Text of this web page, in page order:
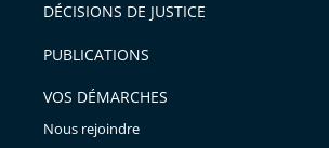
DÉCISIONS DE JUSTICE
PUBLICATIONS
VOS DÉMARCHES
Nous rejoindre